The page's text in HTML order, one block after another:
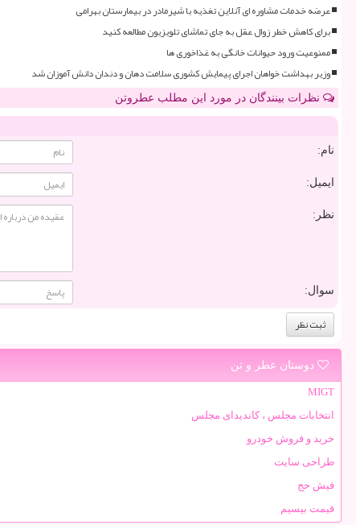
عرضه خدمات مشاوره ای آنلاین تغذیه با شیرمادر در بیمارستان بهرامی
برای کاهش خطر زوال عقل به جای تماشای تلویزیون مطالعه کنید
ممنوعیت ورود حیوانات خانگی به غذاخوری ها
وزیر بهداشت خواهان اجرای پیمایش کشوری سلامت دهان و دندان دانش آموزان شد
نظرات بینندگان در مورد این مطلب عطروتن
نام:
ایمیل:
نظر:
سوال:
دوستان عطر و تن
MIGT
انتخابات مجلس ، کاندیدای مجلس
خرید و فروش خودرو
طراحی سایت
فیش حج
قیمت بیسیم